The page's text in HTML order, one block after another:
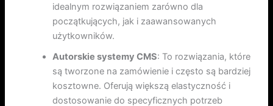
idealnym rozwiązaniem zarówno dla
początkujących, jak i zaawansowanych
użytkowników.
Autorskie systemy CMS: To rozwiązania, które
są tworzone na zamówienie i często są bardziej
kosztowne. Oferują większą elastyczność i
dostosowanie do specyficznych potrzeb